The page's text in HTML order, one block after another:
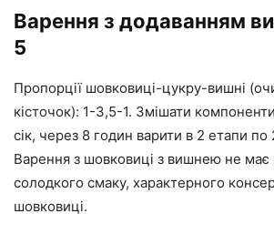
Варення з додаванням
5
Пропорції шовковиці-цукру-вишні
кісточок): 1-3,5-1. Змішати
сік, через 8 годин варити в 2 етапи по
Варення з шовковиці з вишнею не
солодкого смаку, характерного
шовковиці.